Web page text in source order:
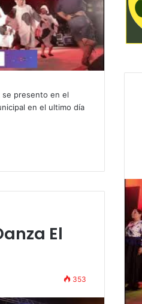
se presento en el
en el ultimo día
El
353